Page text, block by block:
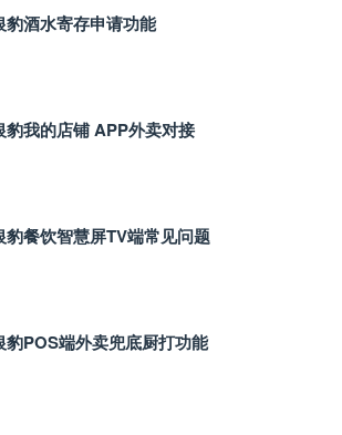
豹酒水寄存申请功能
豹我的店铺 APP外卖对接
豹餐饮智慧屏TV端常见问题
豹POS端外卖兜底厨打功能